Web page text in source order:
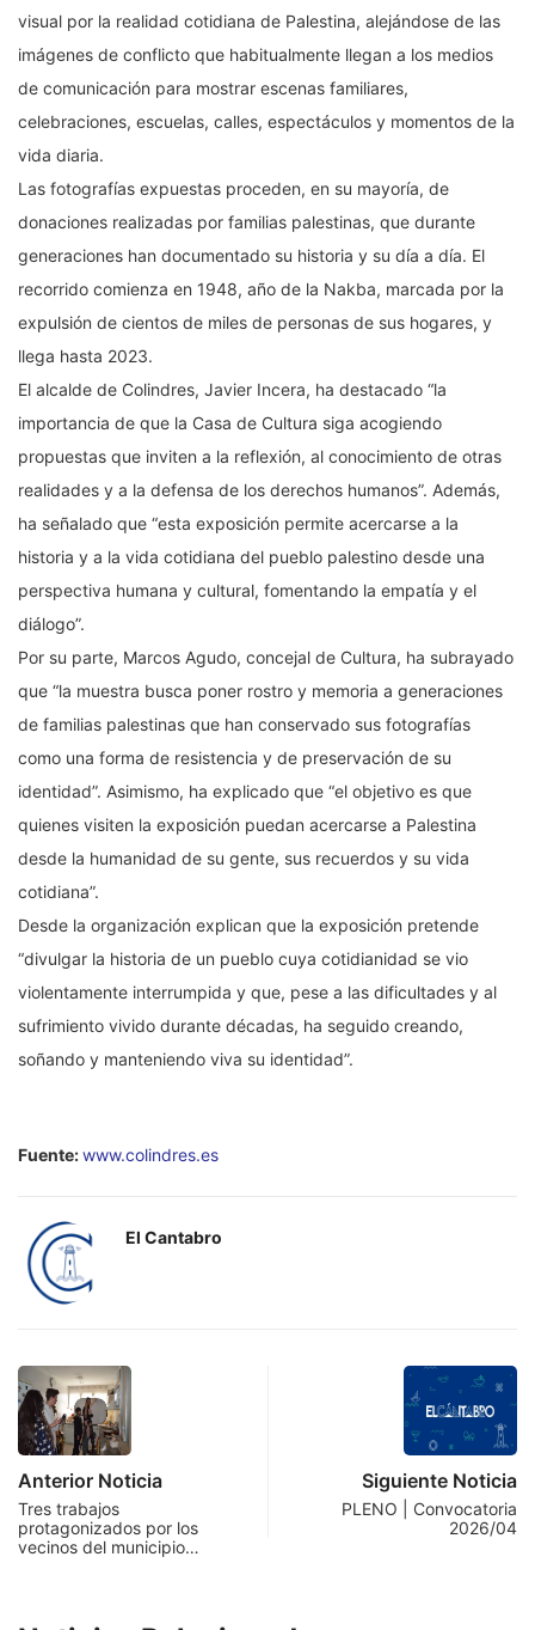
visual por la realidad cotidiana de Palestina, alejándose de las
imágenes de conflicto que habitualmente llegan a los medios
de comunicación para mostrar escenas familiares,
celebraciones, escuelas, calles, espectáculos y momentos de la
vida diaria.
Las fotografías expuestas proceden, en su mayoría, de
donaciones realizadas por familias palestinas, que durante
generaciones han documentado su historia y su día a día. El
recorrido comienza en 1948, año de la Nakba, marcada por la
expulsión de cientos de miles de personas de sus hogares, y
llega hasta 2023.
El alcalde de Colindres, Javier Incera, ha destacado “la
importancia de que la Casa de Cultura siga acogiendo
propuestas que inviten a la reflexión, al conocimiento de otras
realidades y a la defensa de los derechos humanos”. Además,
ha señalado que “esta exposición permite acercarse a la
historia y a la vida cotidiana del pueblo palestino desde una
perspectiva humana y cultural, fomentando la empatía y el
diálogo”.
Por su parte, Marcos Agudo, concejal de Cultura, ha subrayado
que “la muestra busca poner rostro y memoria a generaciones
de familias palestinas que han conservado sus fotografías
como una forma de resistencia y de preservación de su
identidad”. Asimismo, ha explicado que “el objetivo es que
quienes visiten la exposición puedan acercarse a Palestina
desde la humanidad de su gente, sus recuerdos y su vida
cotidiana”.
Desde la organización explican que la exposición pretende
“divulgar la historia de un pueblo cuya cotidianidad se vio
violentamente interrumpida y que, pese a las dificultades y al
sufrimiento vivido durante décadas, ha seguido creando,
soñando y manteniendo viva su identidad”.
Fuente:www.colindres.es
El Cantabro
Anterior Noticia
Tres trabajos
protagonizados por los
vecinos del municipio…
Siguiente Noticia
PLENO | Convocatoria
2026/04